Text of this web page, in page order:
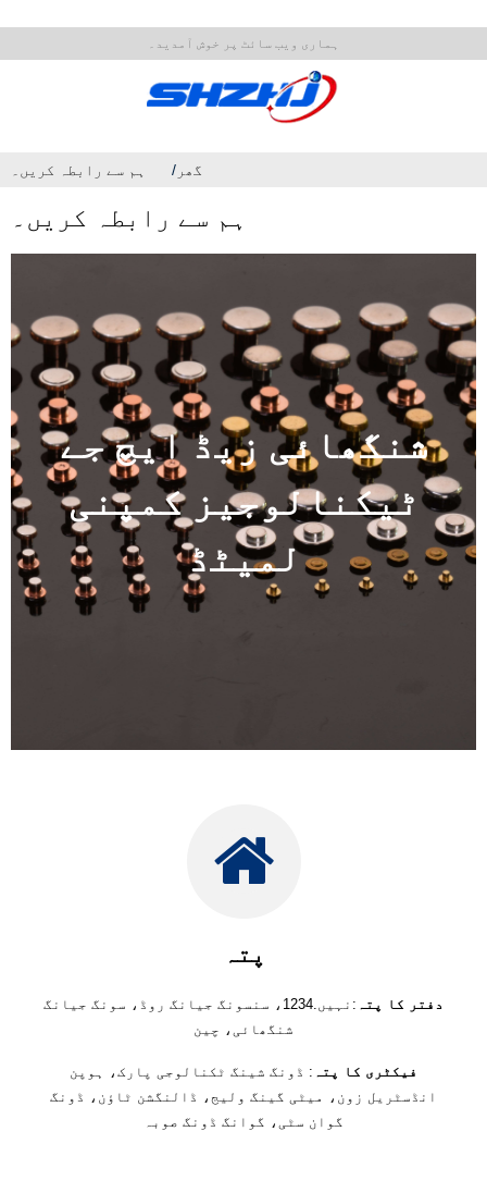
ہماری ویب سائٹ پر خوش آمدید۔
گھر ہم سے رابطہ کریں۔
ہم سے رابطہ کریں۔
شنگھائی زیڈ ایچ جے
ٹیکنالوجیز کمپنی
لمیٹڈ
پتہ
دفتر کا پتہ
:نہیں.1234، سنسونگ جیانگ روڈ، سونگ جیانگ
شنگھائی، چین
فیکٹری کا پتہ : ڈونگ شینگ ٹکنالوجی پارک، ہوپن
انڈسٹریل زون، میٹی گینگ ولیج، ڈالنگشن ٹاؤن، ڈونگ
گوان سٹی، گوانگ ڈونگ صوبہ